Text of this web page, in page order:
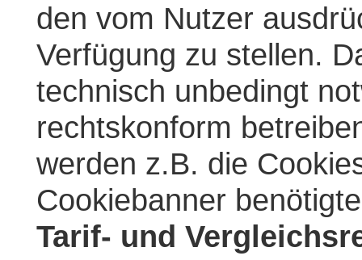
den vom Nutzer
Verfügung zu stellen.
technisch unbedingt
rechtskonform
werden z.B. die
Cookiebanner
Tarif- und